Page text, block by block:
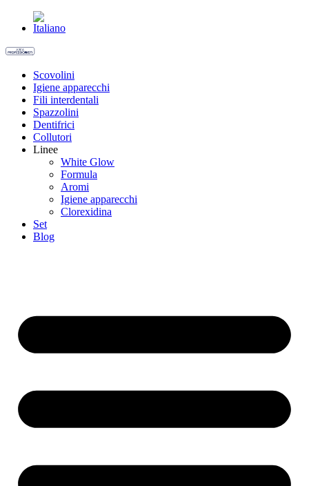
Scovolini
Igiene apparecchi
Fili interdentali
Spazzolini
Dentifrici
Collutori
Linee
White Glow
Formula
Aromi
Igiene apparecchi
Clorexidina
Set
Blog